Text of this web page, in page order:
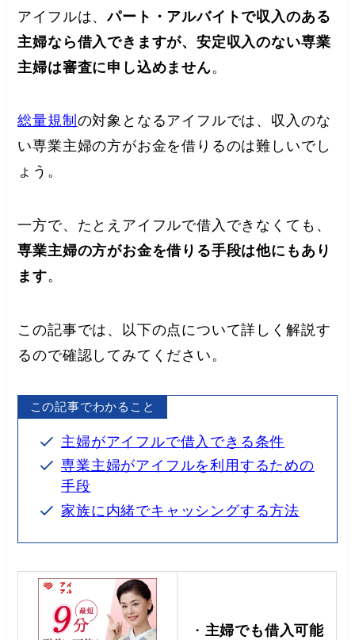
アイフルは、パート・アルバイトで収入のある
主婦なら借入できますが、安定収入のない専業
主婦は審査に申し込めません。
総量規制 の対象となるアイフルでは、収入のな
い専業主婦の方がお金を借りるのは難しいでし
ょう。
一方で、たとえアイフルで借入できなくても、
専業主婦の方がお金を借りる手段は他にもあり
ます。
この記事では、以下の点について詳しく解説す
るので確認してみてください。
この記事でわかること
主婦がアイフルで借入できる条件
専業主婦がアイフルを利用するための
手段
家族に内緒でキャッシングする方法
・ 主婦でも借入可能